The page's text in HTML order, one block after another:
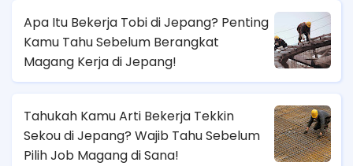
Apa Itu Bekerja Tobi di Jepang? Penting
Kamu Tahu Sebelum Berangkat
Magang Kerja di Jepang!
Tahukah Kamu Arti Bekerja Tekkin
Sekou di Jepang? Wajib Tahu Sebelum
Pilih Job Magang di Sana!